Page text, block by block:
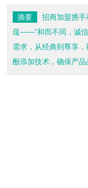
摘要
招商加盟携手
蕴——"和而不同，诚信
需求，从经典到尊享
酚添加技术，确保产